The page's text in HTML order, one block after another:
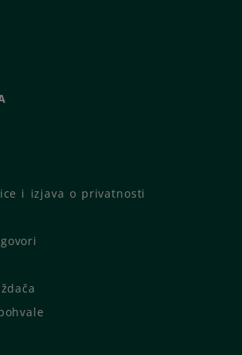
i izjava o privatnosti